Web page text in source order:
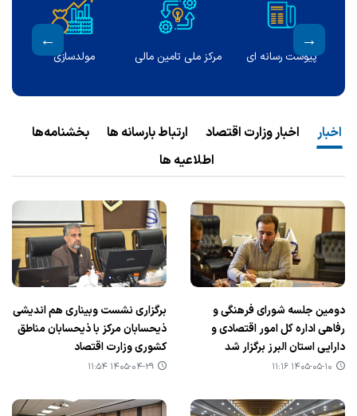
اطلاعیه ها درگاه ملی مجوزها تماس با ما
اخبار اخبار وزارت اقتصاد ارتباط بارسانه ها
بخشنامه‌ها
اطلاعیه ها
دومین جلسه شورای فرهنگی و
رفاهی اداره کل امور اقتصادی و
دارایی استان البرز برگزار شد
۱۴۰۵-۰۵-۱۰ ۱۱:۱۶
برگزاری نشست وبیناری هم اندیشی
ذیحسابان مرکز با ذیحسابان مناطق
کشوری وزارت اقتصاد
۱۴۰۵-۰۴-۲۹ ۱۱:۵۴